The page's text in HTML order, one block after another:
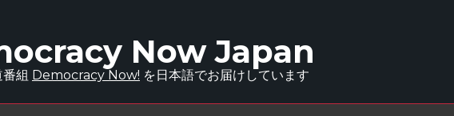
Now Japan
組 Democracy Now! を日本語でお届けしています